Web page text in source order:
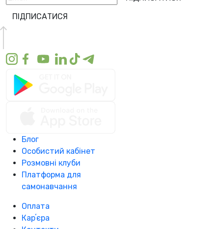
ПІДПИСАТИСЯ
Блог
Особистий кабінет
Розмовні клуби
Платформа для
самонавчання
Оплата
Карʼєра